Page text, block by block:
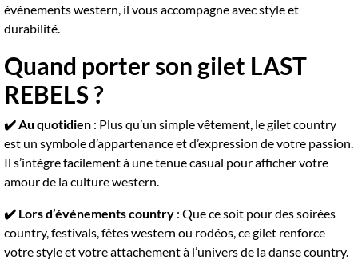
événements western, il vous accompagne avec style et
durabilité.
Quand porter son gilet LAST
REBELS ?
✔️ Au quotidien : Plus qu’un simple vêtement, le gilet country
est un symbole d’appartenance et d’expression de votre passion.
Il s’intègre facilement à une tenue casual pour afficher votre
amour de la culture western.
✔️ Lors d’événements country : Que ce soit pour des soirées
country, festivals, fêtes western ou rodéos, ce gilet renforce
votre style et votre attachement à l’univers de la danse country.